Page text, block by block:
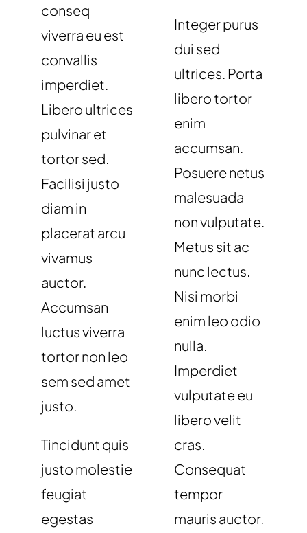
conseq
viverra eu est
convallis
imperdiet.
Libero ultrices
pulvinar et
tortor sed.
Facilisi justo
diam in
placerat arcu
vivamus
auctor.
Accumsan
luctus viverra
tortor non leo
sem sed amet
justo.
Tincidunt quis
justo molestie
feugiat
egestas
Integer purus
dui sed
ultrices. Porta
libero tortor
enim
accumsan.
Posuere netus
malesuada
non vulputate.
Metus sit ac
nunc lectus.
Nisi morbi
enim leo odio
nulla.
Imperdiet
vulputate eu
libero velit
cras.
Consequat
tempor
mauris auctor.